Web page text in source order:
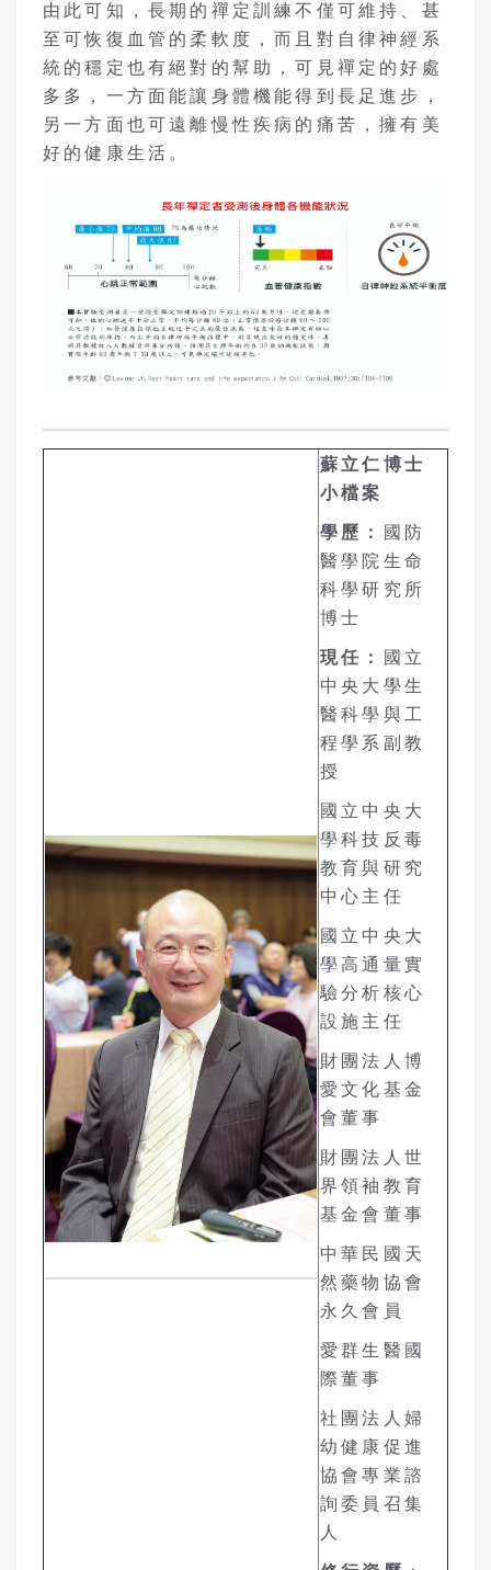
由此可知，長期的禪定訓練不僅可維持、甚
至可恢復血管的柔軟度，而且對自律神經系
統的穩定也有絕對的幫助，可見禪定的好處
多多，一方面能讓身體機能得到長足進步，
另一方面也可遠離慢性疾病的痛苦，擁有美
好的健康生活。
蘇立仁博士
小檔案
學歷：
國防
醫學院生命
科學研究所
博士
現任：
國立
中央大學生
醫科學與工
程學系副教
授
國立中央大
學科技反毒
教育與研究
中心主任
國立中央大
學高通量實
驗分析核心
設施主任
財團法人博
愛文化基金
會董事
財團法人世
界領袖教育
基金會董事
中華民國天
然藥物協會
永久會員
愛群生醫國
際董事
社團法人婦
幼健康促進
協會專業諮
詢委員召集
人